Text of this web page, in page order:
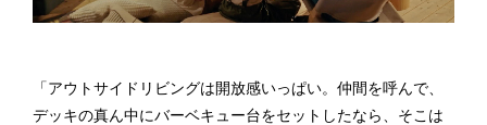
「アウトサイドリビングは開放感いっぱい。仲間を呼んで、
デッキの真ん中にバーベキュー台をセットしたなら、そこは